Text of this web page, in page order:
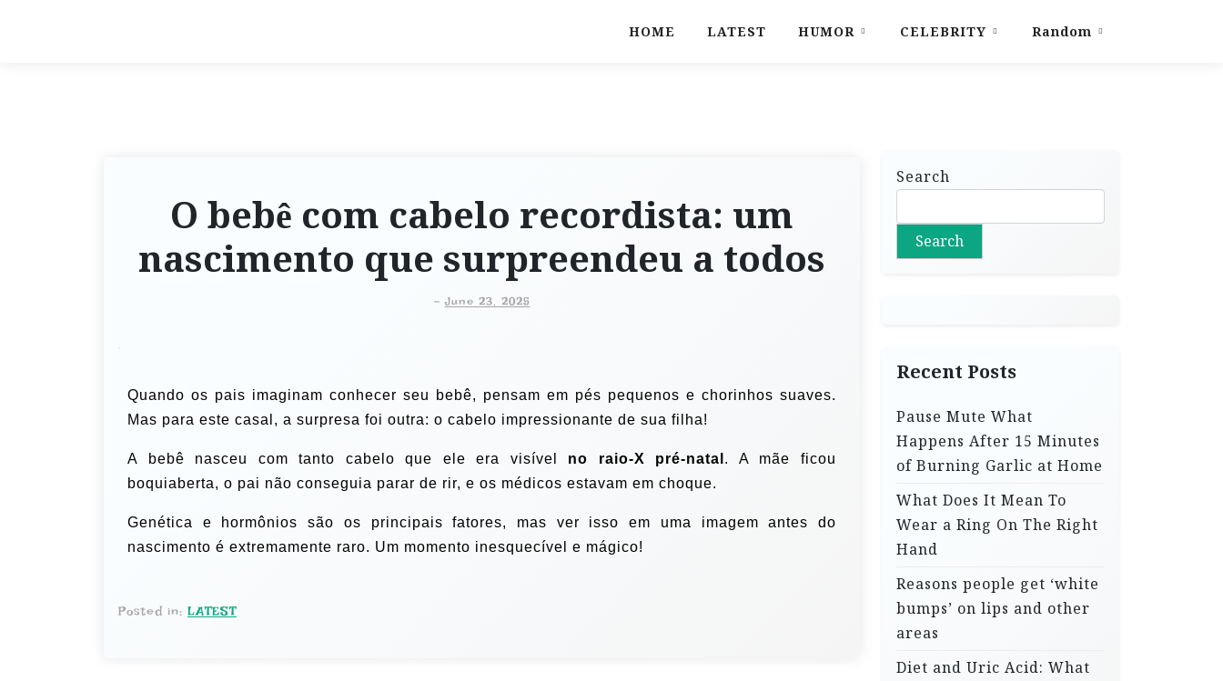
HOME LATEST HUMOR CELEBRITY Random
O bebê com cabelo recordista: um
nascimento que surpreendeu a todos
-June 23, 2025
Quando os pais imaginam conhecer seu bebê, pensam em pés pequenos e chorinhos suaves.
Mas para este casal, a surpresa foi outra: o cabelo impressionante de sua filha!
A bebê nasceu com tanto cabelo que ele era visível no raio-X pré-natal . A mãe ficou
boquiaberta, o pai não conseguia parar de rir, e os médicos estavam em choque.
Genética e hormônios são os principais fatores, mas ver isso em uma imagem antes do
nascimento é extremamente raro. Um momento inesquecível e mágico!
Posted in: LATEST
Search
Search
Recent Posts
Pause Mute What
Happens After 15 Minutes
of Burning Garlic at Home
What Does It Mean To
Wear a Ring On The Right
Hand
Reasons people get ‘white
bumps’ on lips and other
areas
Diet and Uric Acid: What